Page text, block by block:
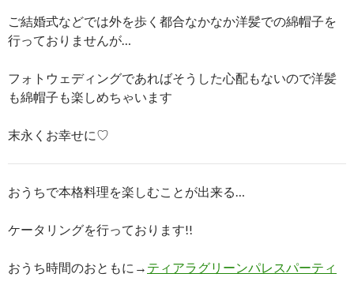
ご結婚式などでは外を歩く都合なかなか洋髪での綿帽子を
行っておりませんが…
フォトウェディングであればそうした心配もないので洋髪
も綿帽子も楽しめちゃいます
末永くお幸せに♡
おうちで本格料理を楽しむことが出来る…
ケータリングを行っております!!
おうち時間のおともに→ ティアラグリーンパレスパーティ